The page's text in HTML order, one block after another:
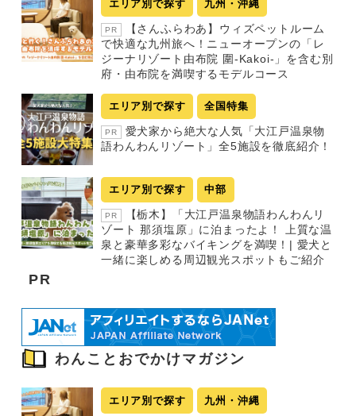
エリア別で探す 九州・沖縄
PR
【さんふらわあ】ウィズペットルーム
で快適な九州旅へ！ニューオープンの「レ
ジーナリゾート由布院 圍-Kakoi-」を含む別
府・由布院を満喫するモデルコース
エリア別で探す 全国特集
PR
愛犬家から絶大な人気「大江戸温泉物
語わんわんリゾート」全5施設を徹底紹介！
エリア別で探す 中部
PR
【栃木】「大江戸温泉物語わんわんリ
ゾート 那須塩原」に泊まったよ！ 上質な温
泉と豪華多彩なバイキングを満喫！| 愛犬と
一緒に楽しめる周辺観光スポットもご紹介
PR
わんことおでかけマガジン
エリア別で探す 九州・沖縄